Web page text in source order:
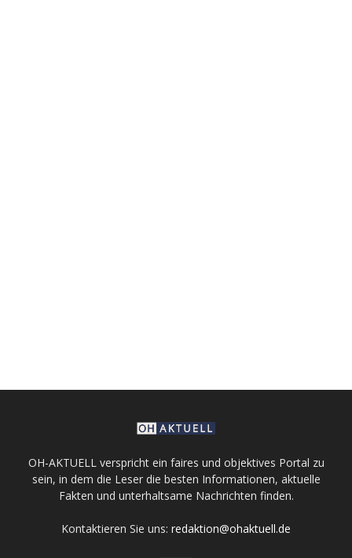
OH-AKTUELL verspricht ein faires und objektives Portal zu
sein, in dem die Leser die besten Informationen, aktuelle
Fakten und unterhaltsame Nachrichten finden.
Kontaktieren Sie uns: redaktion@ohaktuell.de